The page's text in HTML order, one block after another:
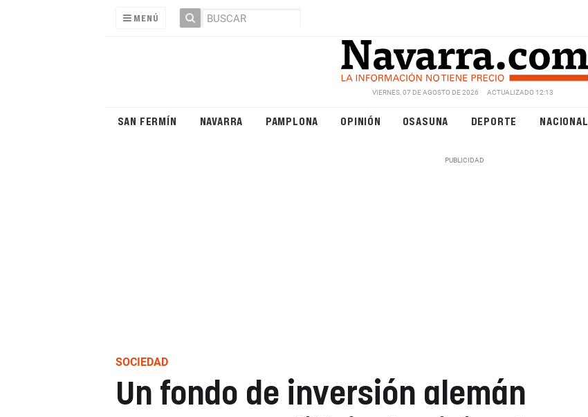
MENÚ
VIERNES, 07 DE AGOSTO DE 2026 ACTUALIZADO 12:13
SAN FERMÍN NAVARRA PAMPLONA OPINIÓN OSASUNA DEPORTE NACIONAL
SOCIEDAD
Un fondo de inversión alemán